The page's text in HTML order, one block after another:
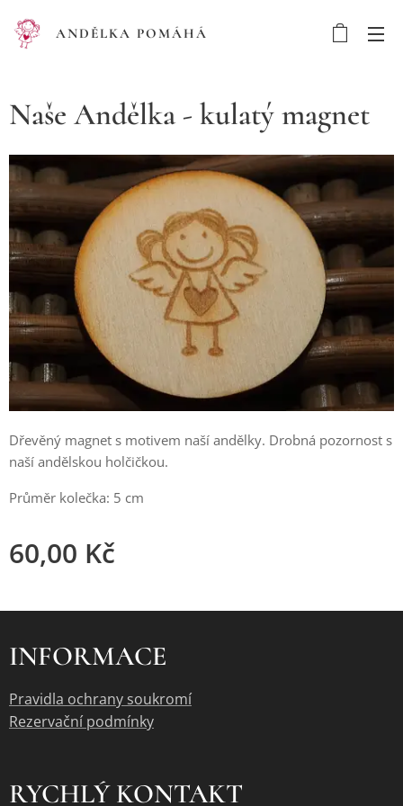
ANDĚLKA POMÁHÁ
Naše Andělka - kulatý magnet
Dřevěný magnet s motivem naší andělky. Drobná pozornost s
naší andělskou holčičkou.
Průměr kolečka: 5 cm
60,00 Kč
INFORMACE
Pravidla ochrany soukromí
Rezervační podmínky
RYCHLÝ KONTAKT